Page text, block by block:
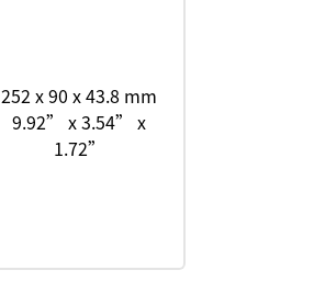
252 x 90 x 43.8 mm
9.92” x 3.54” x
1.72”